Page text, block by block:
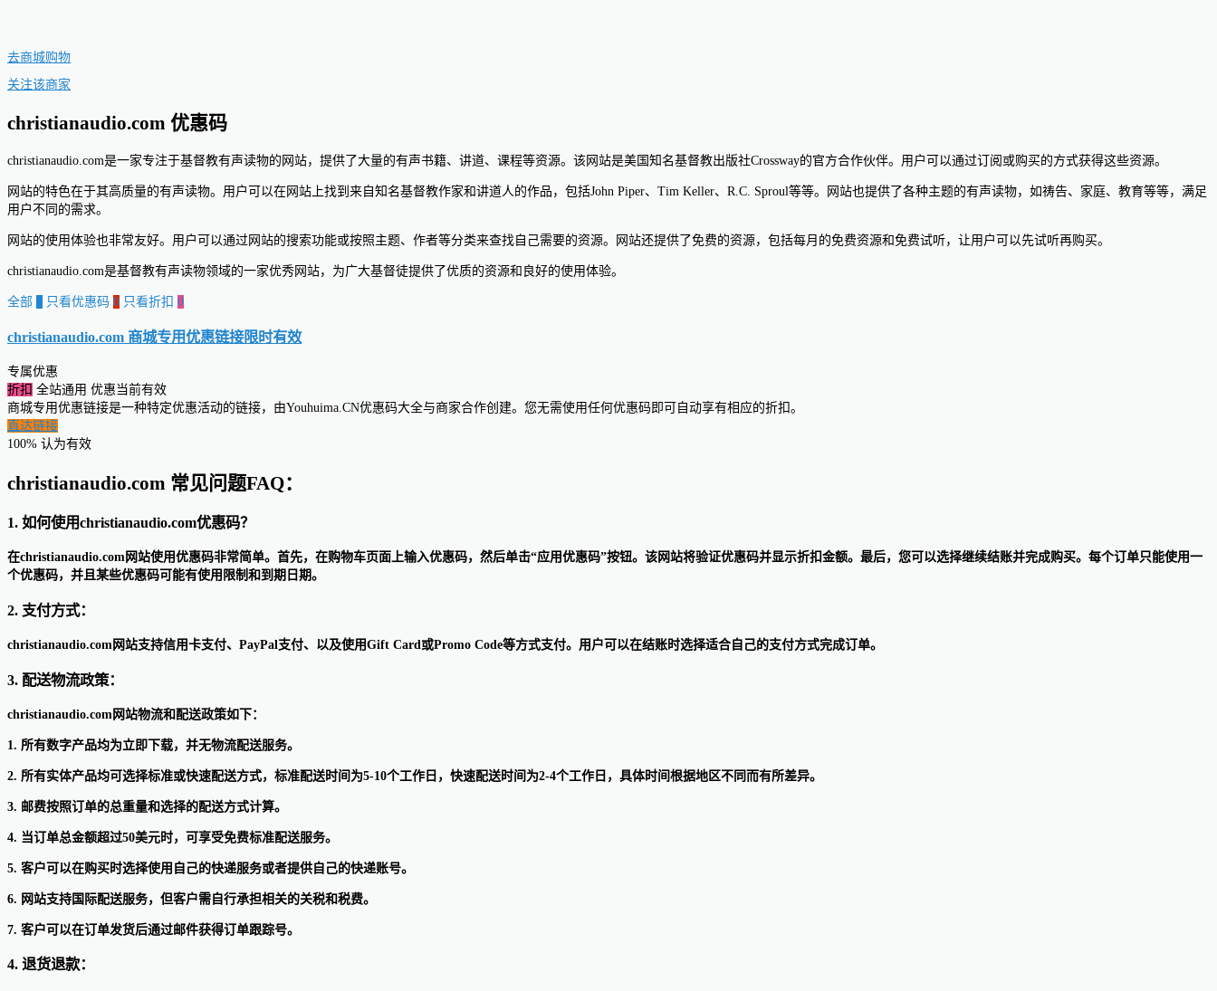
去商城购物
关注该商家
christianaudio.com 优惠码
christianaudio.com是一家专注于基督教有声读物的网站，提供了大量的有声书籍、讲道、课程等资源。该网站是美国知名基督教出版社Crossway的官方合作伙伴。用户可以通过订阅或购买的方式获得这些资源。
网站的特色在于其高质量的有声读物。用户可以在网站上找到来自知名基督教作家和讲道人的作品，包括John Piper、Tim Keller、R.C. Sproul等等。网站也提供了各种主题的有声读物，如祷告、家庭、教育等等，满足
用户不同的需求。
网站的使用体验也非常友好。用户可以通过网站的搜索功能或按照主题、作者等分类来查找自己需要的资源。网站还提供了免费的资源，包括每月的免费资源和免费试听，让用户可以先试听再购买。
christianaudio.com是基督教有声读物领域的一家优秀网站，为广大基督徒提供了优质的资源和良好的使用体验。
全部 只看优惠码 0 只看折扣 0
christianaudio.com 商城专用优惠链接限时有效
专属优惠
折扣 全站通用 优惠当前有效
商城专用优惠链接是一种特定优惠活动的链接，由Youhuima.CN优惠码大全与商家合作创建。您无需使用任何优惠码即可自动享有相应的折扣。
直达链接
100% 认为有效
christianaudio.com 常见问题FAQ：
1. 如何使用christianaudio.com优惠码？
在christianaudio.com网站使用优惠码非常简单。首先，在购物车页面上输入优惠码，然后单击“应用优惠码”按钮。该网站将验证优惠码并显示折扣金额。最后，您可以选择继续结账并完成购买。每个订单只能使用一
个优惠码，并且某些优惠码可能有使用限制和到期日期。
2. 支付方式：
christianaudio.com网站支持信用卡支付、PayPal支付、以及使用Gift Card或Promo Code等方式支付。用户可以在结账时选择适合自己的支付方式完成订单。
3. 配送物流政策：
christianaudio.com网站物流和配送政策如下：
1. 所有数字产品均为立即下载，并无物流配送服务。
2. 所有实体产品均可选择标准或快速配送方式，标准配送时间为5-10个工作日，快速配送时间为2-4个工作日，具体时间根据地区不同而有所差异。
3. 邮费按照订单的总重量和选择的配送方式计算。
4. 当订单总金额超过50美元时，可享受免费标准配送服务。
5. 客户可以在购买时选择使用自己的快递服务或者提供自己的快递账号。
6. 网站支持国际配送服务，但客户需自行承担相关的关税和税费。
7. 客户可以在订单发货后通过邮件获得订单跟踪号。
4. 退货退款：